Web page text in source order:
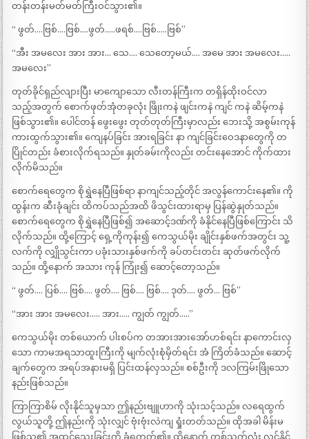
တန်းတန်းမတ်မတ်ကြီးဝင်သွား၏။
“ ဖွတ်….ဗြစ်….ဗြစ်….ဖွတ်…..ဖရစ်….ဗြစ်…..ဗြစ်”
“အီး အမလေး အား အား… သေ…. သေတော့မယ်…. အမေ အား အမလေး…..
အမလေး”
တုတ်ခိုင်ရှည်လျားပြီး မာကျောသော လီးတန်ကြီးက တရှိန်ထိုးဝင်လာ
သည့်အတွက် စောက်ဖုတ်အုံတခုလုံး ဖြိုးကနဲ ဖျင်းကနဲ ကျင် ကနဲ ဆိမ့်ကနဲ
ဖြစ်သွား၏။ ပေါင်တန် ဖွေးဖွေး တုတ်တုတ်ကြီးမှာလည်း ဘေးသို့ အစွမ်းကုန်
ကားထွက်သွား၏။ ကျေနပ်ခြင်း အားရခြင်း နာ ကျင်ခြင်းဝေဒနာတွေကို တ
ပြိုင်တည်း ခံစားလိုက်ရသည်။ နှုတ်ခမ်းကိုလည်း တင်းနေအောင် ကိုက်ထား
လိုက်မိသည်။
စောက်ရေတွေက စိုရွှဲနေပြီဖြစ်ရာ နာကျင်သည့်တိုင် အလွန်ကောင်းနေ၏။ ကို
ထွန်းက ဆီးခုံချင်း ထိကပ်သည်အထိ ဖိသွင်းထားရာမှ ပြန်ဆွဲနှုတ်သည်။
စောက်ရေတွေက စိုရွှဲနေပြီဖြစ်၍ အဆောင့်ဒဏ်ကို ခံနိုင်နေပြီဖြစ်ကြောင်း သိ
လိုက်သည်။ ထို့ကြောင့် ရှေ့ကိုကုန်း၍ ကေသွယ်မိုး ချိုင်းနှစ်ဖက်အတွင်း သူ့
လက်ကို လျှိုသွင်းကာ ပခုံးသားနှစ်ဖက်ကို ခပ်တင်းတင်း ဆုတ်ဖက်လိုက်
သည်။ ထို့နောက် အသား ကုန် ကြုံး၍ ဆောင့်တော့သည်။
“ ဖွတ်…. ပြစ်…. ဗြစ်…. ဖွတ်…. ဗြစ်…. ဗြစ်…. ဒုတ်…. ဖွတ်… ဗြစ်”
“အား အား အမလေး….. အား….. ကျွတ် ကျွတ်…..”
ကေသွယ်မိုး တစ်ယောက် ပါးစပ်က တအားအားအော်ဟစ်ရင်း နာကောင်းလှ
သော ကာမအရသာထူးကြီးကို မျက်လုံးစုံမှိတ်ရင်း အံ ကြိတ်ခံသည်။ ဆောင့်
ချက်တွေက အရပ်အနားမရှိ ပြင်းထန်လှသည်။ စစ်ဦးကို ဒလကြမ်းဖြိုသော
နည်းဖြစ်သည်။
ကြာကြာစိမ် လိုးနိုင်သူမှသာ ဤနည်းဗျူဟာကို သုံးသင့်သည်။ လရေထွက်
လွယ်သူတို့ ဤနည်းကို သုံးလျှင် ဗုံးဗုံးလဲကျ ရှုံးတတ်သည်။ ထိုအခါ မိန်းမ
ဖြစ်သူ၏ အထင်သေးခြင်းကို ခံရတတ်၏။ ထို့နောက် တစ်သက်လုံး လင်နိုင်